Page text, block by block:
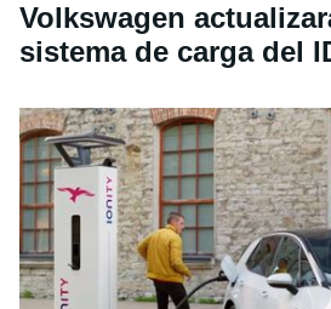
Volkswagen
sistema de carga del